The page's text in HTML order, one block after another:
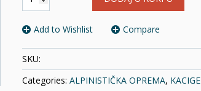
količina
Add to Wishlist Compare
SKU:
Categories: ALPINISTIČKA OPREMA, KACIGE